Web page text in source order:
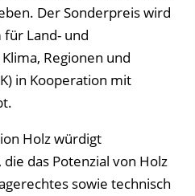
Der Sonderpreis wird
Land- und
Regionen und
in Kooperation mit
Holz würdigt
das Potenzial von Holz
sowie technisch